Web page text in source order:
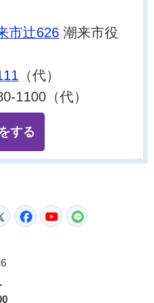
市辻626 潮来市役
（代）
1100（代）
する
市
TwitterFacebook
YouTube